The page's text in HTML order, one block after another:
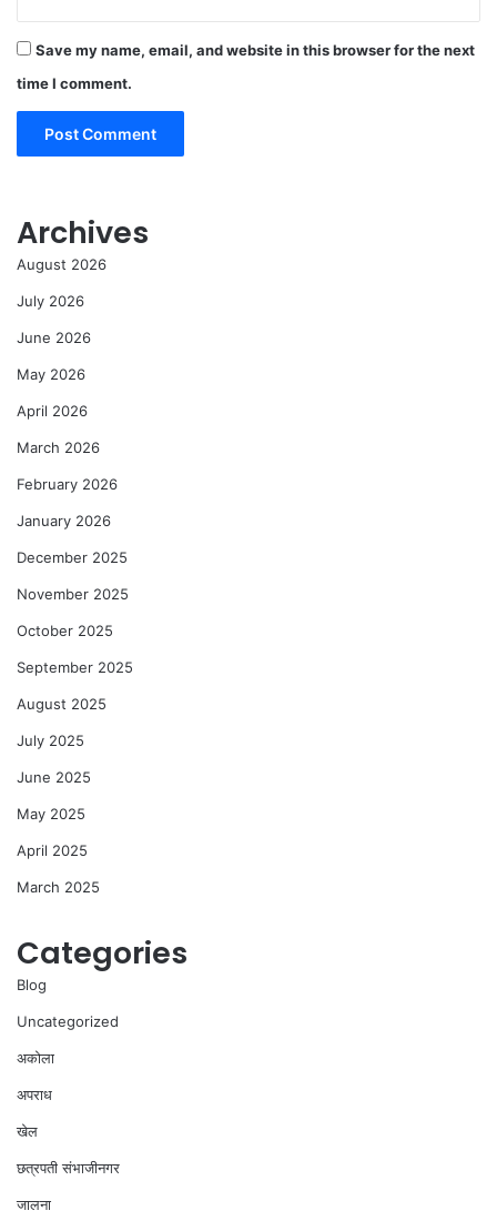
Save my name, email, and website in this browser for the next
time I comment.
Archives
August 2026
July 2026
June 2026
May 2026
April 2026
March 2026
February 2026
January 2026
December 2025
November 2025
October 2025
September 2025
August 2025
July 2025
June 2025
May 2025
April 2025
March 2025
Categories
Blog
Uncategorized
अकोला
अपराध
खेल
छत्रपती संभाजीनगर
जालना